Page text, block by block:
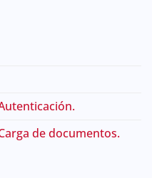
de documentos.